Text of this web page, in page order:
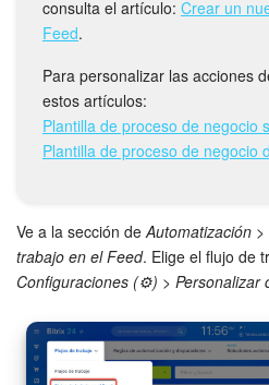
Grupos de trabajo
Tareas
Proyectos con IA
CRM
Reserva
Contact center
consulta el artículo: Crear un
Feed.
Para personalizar las acciones
estos artículos:
Plantilla de proceso de negocio
Plantilla de proceso de negocio
Ve a la sección deAutomatización >
trabajo en el Feed. Elige el flujo de
Configuraciones (⚙️) > Personalizar